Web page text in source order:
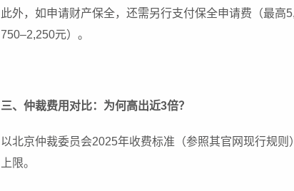
此外，如申请财产保全，还需另行支付保全申请费（最
750–2,250元）。
三、仲裁费用对比：为何高出近3倍？
以北京仲裁委员会2025年收费标准（参照其官网现行规则
上限。